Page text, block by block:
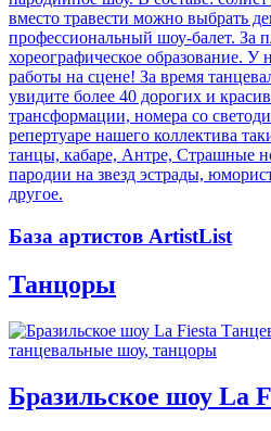
вместо травести можно выбрать
профессиональный шоу-балет. За
хореографическое образование. У
работы на сцене! За время
увидите более 40 дорогих и
трансформации, номера со
репертуаре нашего коллектива
танцы, кабаре, Антре, Страшные
пародии на звезд эстрады,
другое.
База артистов ArtistList
Танцоры
танцевальные шоу, танцоры
Бразильское шоу La